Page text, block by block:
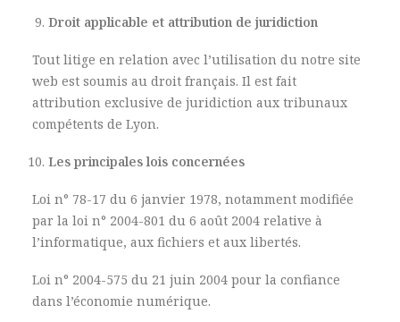
Droit applicable et attribution de juridiction
Tout litige en relation avec l’utilisation du notre site
web est soumis au droit français. Il est fait
attribution exclusive de juridiction aux tribunaux
compétents de Lyon.
Les principales lois concernées
Loi n° 78-17 du 6 janvier 1978, notamment modifiée
par la loi n° 2004-801 du 6 août 2004 relative à
l’informatique, aux fichiers et aux libertés.
Loi n° 2004-575 du 21 juin 2004 pour la confiance
dans l’économie numérique.